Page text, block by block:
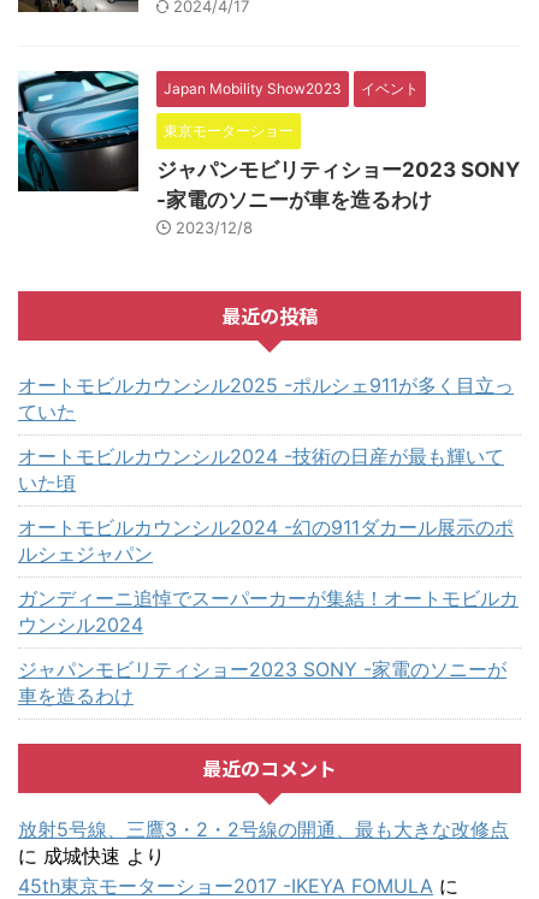
2024/4/17
Japan Mobility Show2023 イベント
東京モーターショー
ジャパンモビリティショー2023 SONY
-家電のソニーが車を造るわけ
2023/12/8
最近の投稿
オートモビルカウンシル2025 -ポルシェ911が多く目立っ
ていた
オートモビルカウンシル2024 -技術の日産が最も輝いて
いた頃
オートモビルカウンシル2024 -幻の911ダカール展示のポ
ルシェジャパン
ガンディーニ追悼でスーパーカーが集結！オートモビルカ
ウンシル2024
ジャパンモビリティショー2023 SONY -家電のソニーが
車を造るわけ
最近のコメント
放射5号線、三鷹3・2・2号線の開通、最も大きな改修点
に 成城快速 より
45th東京モーターショー2017 -IKEYA FOMULA に